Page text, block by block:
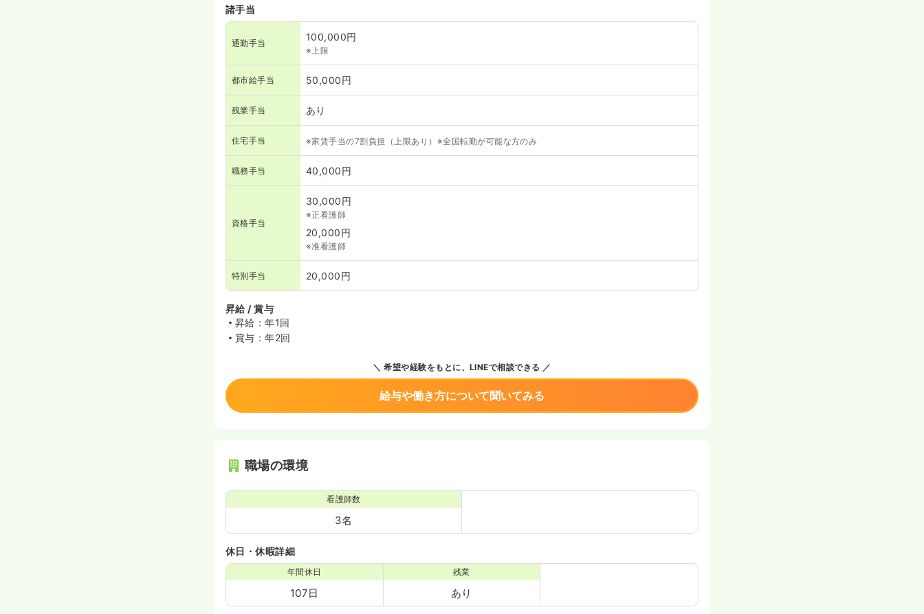
諸手当
通勤手当
100,000円
※上限
都市給手当 50,000円
残業手当 あり
住宅手当 ※家賃手当の7割負担（上限あり）※全国転勤が可能な方のみ
職務手当 40,000円
資格手当
30,000円
※正看護師
20,000円
※准看護師
特別手当 20,000円
昇給 / 賞与
昇給：年1回
賞与：年2回
希望や経験をもとに、LINEで相談できる
給与や働き方について聞いてみる
職場の環境
看護師数
3名
休日・休暇詳細
年間休日
107日
残業
あり